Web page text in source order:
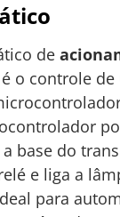
de
é o controle
base do
e liga a
para